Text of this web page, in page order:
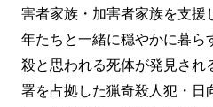
害者家族・加害者家族を支援
年たちと一緒に穏やかに暮ら
殺と思われる死体が発見され
署を占拠した猟奇殺人犯・日